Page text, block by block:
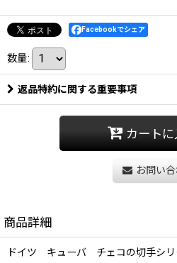
Facebookでシェア
数量:
返品特約に関する重要事項
カートに
お問い
商品詳細
ドイツ キューバ チェコの切手シ